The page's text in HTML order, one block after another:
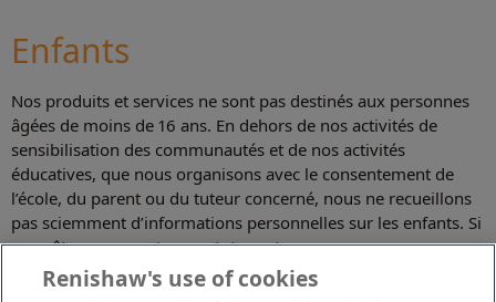
Enfants
Nos produits et services ne sont pas destinés aux personnes
âgées de moins de 16 ans. En dehors de nos activités de
sensibilisation des communautés et de nos activités
éducatives, que nous organisons avec le consentement de
l’école, du parent ou du tuteur concerné, nous ne recueillons
pas sciemment d’informations personnelles sur les enfants. Si
vous êtes un parent ou un tuteur et que vous pensez que
votre enfant nous a fourni ses informations sans votre
Renishaw's use of cookies